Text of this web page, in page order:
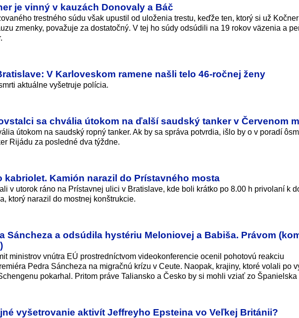
je vinný v kauzách Donovaly a Báč
trestného súdu však upustil od uloženia trestu, keďže ten, ktorý si už Kočner
zmenky, považuje za dostatočný. V tej ho súdy odsúdili na 19 rokov väzenia a
V Karloveskom ramene našli telo 46-ročnej ženy
aktuálne vyšetruje polícia.
sa chvália útokom na ďalší saudský tanker v Červenom
útokom na saudský ropný tanker. Ak by sa správa potvrdia, išlo by o v poradí
Rijádu za posledné dva týždne.
kabriolet. Kamión narazil do Prístavného mosta
v utorok ráno na Prístavnej ulici v Bratislave, kde boli krátko po 8.00 h privolaní k
ktorý narazil do mostnej konštrukcie.
Sáncheza a odsúdila hystériu Meloniovej a Babiša. Právom
ministrov vnútra EÚ prostredníctvom videokonferencie ocenil pohotovú reakciu
Pedra Sáncheza na migračnú krízu v Ceute. Naopak, krajiny, ktoré volali po
pokarhal. Pritom práve Taliansko a Česko by si mohli vziať zo Španielska
vyšetrovanie aktivít Jeffreyho Epsteina vo Veľkej Británii?